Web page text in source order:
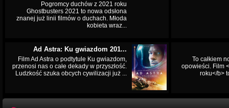
Pogromcy duchów z 2021 roku
Ghostbusters 2021 to nowa odsłona
znanej już linii filmów o duchach. Młoda
kobieta wraz...
Ad Astra: Ku gwiazdom 201...
Film Ad Astra o podtytule Ku gwiazdom,
przenosi nas o całe dekady w przyszłość.
Ludzkość szuka obcych cywilizacji już ...
To całkiem
opowieści. Film
roku</b>